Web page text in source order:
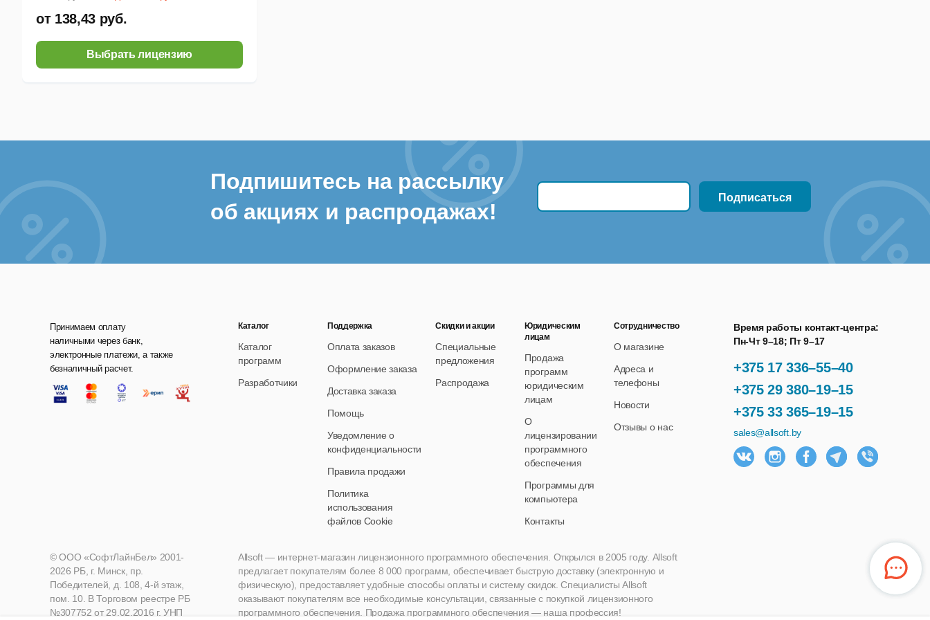
от 138,43 руб.
Выбрать лицензию
Подпишитесь на рассылку
об акциях и распродажах!
Принимаем оплату
наличными через банк,
электронные платежи, а также
безналичный расчет.
+375 17 336–55–40
+375 29 380–19–15
+375 33 365–19–15
Время работы контакт-центра:
Пн-Чт 9–18; Пт 9–17
sales@allsoft.by
Каталог
Каталог
программ
Разработчики
Поддержка
Оплата заказов
Оформление заказа
Доставка заказа
Помощь
Уведомление о
конфиденциальности
Правила продажи
Политика
использования
файлов Cookie
Скидки и акции
Специальные
предложения
Распродажа
Юридическим
лицам
Продажа
программ
юридическим
лицам
О
лицензировании
программного
обеспечения
Программы для
компьютера
Контакты
Сотрудничество
О магазине
Адреса и
телефоны
Новости
Отзывы о нас
Allsoft — интернет-магазин лицензионного программного обеспечения. Открылся в 2005 году. Allsoft
предлагает покупателям более 8 000 программ, обеспечивает быструю доставку (электронную и
физическую), предоставляет удобные способы оплаты и систему скидок. Специалисты Allsoft
оказывают покупателям все необходимые консультации, связанные с покупкой лицензионного
программного обеспечения. Продажа программного обеспечения — наша профессия!
© ООО «СофтЛайнБел» 2001-
2026 РБ, г. Минск, пр.
Победителей, д. 108, 4-й этаж,
пом. 10. В Торговом реестре РБ
№307752 от 29.02.2016 г. УНП